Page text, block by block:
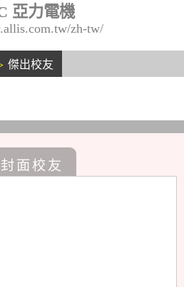
亞力電機
zh-tw/
傑出校友
封面校友